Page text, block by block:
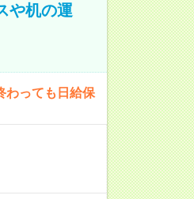
や机の運
わっても日給保